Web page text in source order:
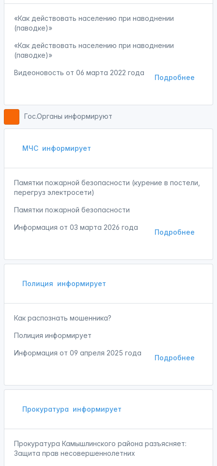
«Как действовать населению при наводнении
(паводке)»
«Как действовать населению при наводнении
(паводке)»
Подробнее
Видеоновость от 06 марта 2022 года
Гос.Органы информируют
МЧС информирует
Памятки пожарной безопасности (курение в постели,
перегруз электросети)
Памятки пожарной безопасности
Подробнее
Информация от 03 марта 2026 года
Полиция информирует
Как распознать мошенника?
Полиция информирует
Подробнее
Информация от 09 апреля 2025 года
Прокуратура информирует
Прокуратура Камышлинского района разъясняет:
Защита прав несовершеннолетних